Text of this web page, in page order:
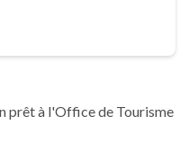
prêt à l'Office de Tourisme